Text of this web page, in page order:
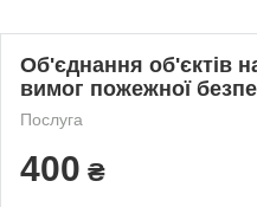
Об'єднання об'єктів
вимог пожежної
Послуга
400 ₴